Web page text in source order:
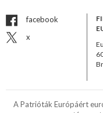
facebook
x
A Patrióták Európáért